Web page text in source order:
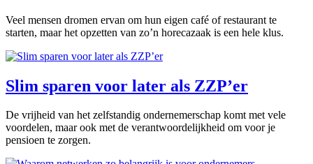
Veel mensen dromen ervan om hun eigen café of restaurant te
starten, maar het opzetten van zo’n horecazaak is een hele klus.
Slim sparen voor later als ZZP’er
De vrijheid van het zelfstandig ondernemerschap komt met vele
voordelen, maar ook met de verantwoordelijkheid om voor je
pensioen te zorgen.